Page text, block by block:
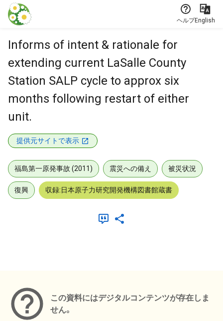
本文に飛ぶ
ヘルプEnglish
Informs of intent & rationale for
extending current LaSalle County
Station SALP cycle to approx six
months following restart of either
unit.
提供元サイトで表示
福島第一原発事故 (2011) 震災への備え 被災状況
復興 収録:日本原子力研究開発機構図書館蔵書
この資料にはデジタルコンテンツが存在しま
せん。